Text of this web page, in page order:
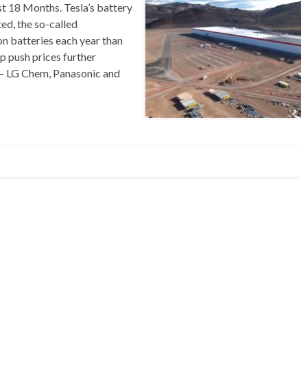
18 Months. Tesla’s battery
the so-called
batteries each year than
push prices further
Chem, Panasonic and